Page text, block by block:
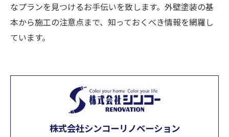
なプランを見つけるお手伝いを致します。外壁塗装の基
本から施工の注意点まで、知っておくべき情報を網羅し
ています。
株式会社シンコーリノベーション